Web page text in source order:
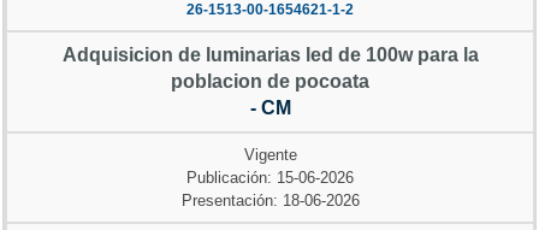
26-1513-00-1654621-1-2
Adquisicion de luminarias led de 100w para la
poblacion de pocoata
- CM
Vigente
Publicación: 15-06-2026
Presentación: 18-06-2026